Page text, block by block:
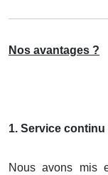
Nos avantages ?
1. Service continu
Nous avons mis